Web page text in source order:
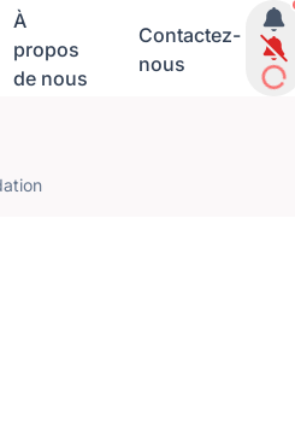
À
propos
de nous
Contactez-
nous